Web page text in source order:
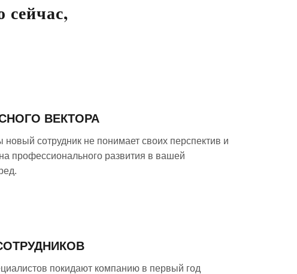
ВЕКТОРА
сотрудник не понимает своих перспектив и
профессионального развития в вашей
покидают компанию в первый год